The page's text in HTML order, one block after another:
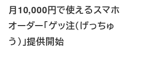
月10,000円で使えるスマホ
オーダー「ゲッ注（げっちゅ
う）」提供開始